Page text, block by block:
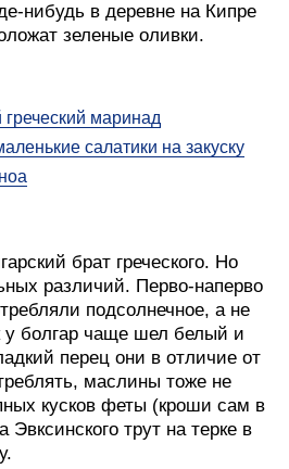
нибудь в деревне на Кипре
зеленые оливки.
маринад
салатики на закуску
брат греческого. Но
различий. Перво-наперво
подсолнечное, а не
у болгар чаще шел белый и
перец они в отличие от
маслины тоже не
кусков феты (кроши сам в
Эвксинского трут на терке в